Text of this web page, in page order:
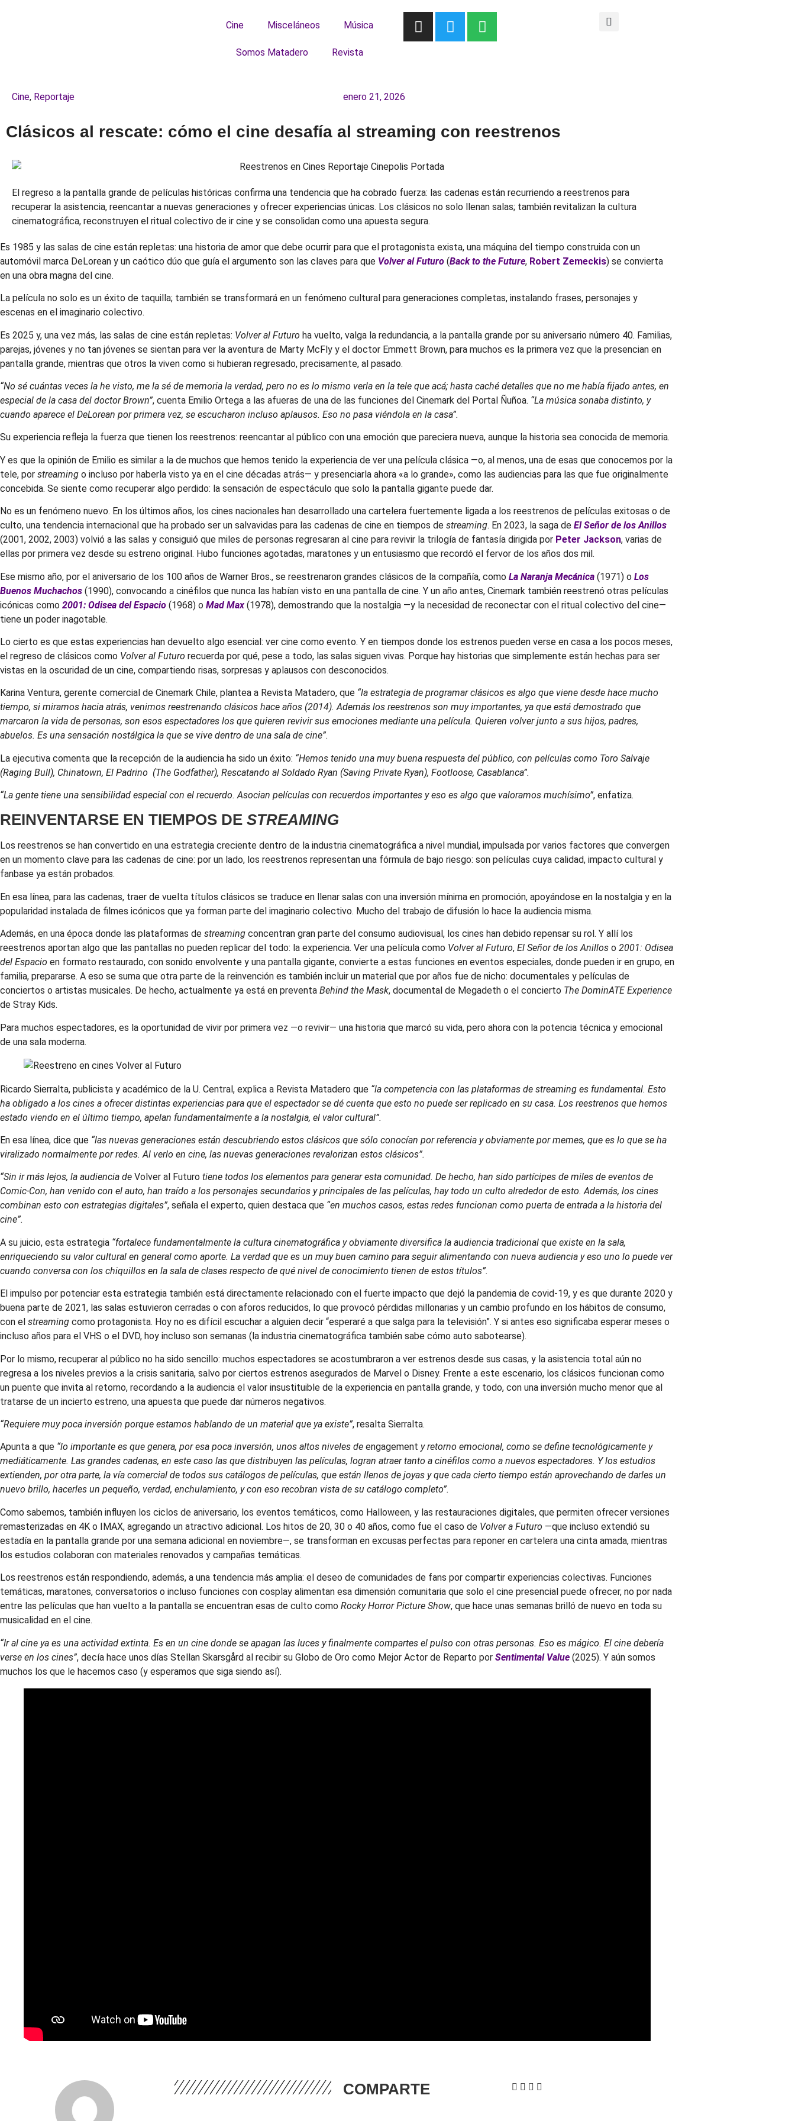
Cine Misceláneos Música
Somos Matadero Revista
Cine, Reportaje enero 21, 2026
Clásicos al rescate: cómo el cine desafía al streaming con reestrenos
El regreso a la pantalla grande de películas históricas confirma una tendencia que ha cobrado fuerza: las cadenas están recurriendo a reestrenos para
recuperar la asistencia, reencantar a nuevas generaciones y ofrecer experiencias únicas. Los clásicos no solo llenan salas; también revitalizan la cultura
cinematográfica, reconstruyen el ritual colectivo de ir cine y se consolidan como una apuesta segura.
Es 1985 y las salas de cine están repletas: una historia de amor que debe ocurrir para que el protagonista exista, una máquina del tiempo construida con un
automóvil marca DeLorean y un caótico dúo que guía el argumento son las claves para que Volver al Futuro (Back to the Future, Robert Zemeckis) se convierta
en una obra magna del cine.
La película no solo es un éxito de taquilla; también se transformará en un fenómeno cultural para generaciones completas, instalando frases, personajes y
escenas en el imaginario colectivo.
Es 2025 y, una vez más, las salas de cine están repletas: Volver al Futuro ha vuelto, valga la redundancia, a la pantalla grande por su aniversario número 40. Familias,
parejas, jóvenes y no tan jóvenes se sientan para ver la aventura de Marty McFly y el doctor Emmett Brown, para muchos es la primera vez que la presencian en
pantalla grande, mientras que otros la viven como si hubieran regresado, precisamente, al pasado.
“No sé cuántas veces la he visto, me la sé de memoria la verdad, pero no es lo mismo verla en la tele que acá; hasta caché detalles que no me había fijado antes, en
especial de la casa del doctor Brown”, cuenta Emilio Ortega a las afueras de una de las funciones del Cinemark del Portal Ñuñoa. “La música sonaba distinto, y
cuando aparece el DeLorean por primera vez, se escucharon incluso aplausos. Eso no pasa viéndola en la casa”.
Su experiencia refleja la fuerza que tienen los reestrenos: reencantar al público con una emoción que pareciera nueva, aunque la historia sea conocida de memoria.
Y es que la opinión de Emilio es similar a la de muchos que hemos tenido la experiencia de ver una película clásica —o, al menos, una de esas que conocemos por la
tele, por streaming o incluso por haberla visto ya en el cine décadas atrás— y presenciarla ahora «a lo grande», como las audiencias para las que fue originalmente
concebida. Se siente como recuperar algo perdido: la sensación de espectáculo que solo la pantalla gigante puede dar.
No es un fenómeno nuevo. En los últimos años, los cines nacionales han desarrollado una cartelera fuertemente ligada a los reestrenos de películas exitosas o de
culto, una tendencia internacional que ha probado ser un salvavidas para las cadenas de cine en tiempos de streaming. En 2023, la saga de El Señor de los Anillos
(2001, 2002, 2003) volvió a las salas y consiguió que miles de personas regresaran al cine para revivir la trilogía de fantasía dirigida por Peter Jackson, varias de
ellas por primera vez desde su estreno original. Hubo funciones agotadas, maratones y un entusiasmo que recordó el fervor de los años dos mil.
Ese mismo año, por el aniversario de los 100 años de Warner Bros., se reestrenaron grandes clásicos de la compañía, como La Naranja Mecánica (1971) o Los
Buenos Muchachos (1990), convocando a cinéfilos que nunca las habían visto en una pantalla de cine. Y un año antes, Cinemark también reestrenó otras películas
icónicas como 2001: Odisea del Espacio (1968) o Mad Max (1978), demostrando que la nostalgia —y la necesidad de reconectar con el ritual colectivo del cine—
tiene un poder inagotable.
Lo cierto es que estas experiencias han devuelto algo esencial: ver cine como evento. Y en tiempos donde los estrenos pueden verse en casa a los pocos meses,
el regreso de clásicos como Volver al Futuro recuerda por qué, pese a todo, las salas siguen vivas. Porque hay historias que simplemente están hechas para ser
vistas en la oscuridad de un cine, compartiendo risas, sorpresas y aplausos con desconocidos.
Karina Ventura, gerente comercial de Cinemark Chile, plantea a Revista Matadero, que “la estrategia de programar clásicos es algo que viene desde hace mucho
tiempo, si miramos hacia atrás, venimos reestrenando clásicos hace años (2014). Además los reestrenos son muy importantes, ya que está demostrado que
marcaron la vida de personas, son esos espectadores los que quieren revivir sus emociones mediante una película. Quieren volver junto a sus hijos, padres,
abuelos. Es una sensación nostálgica la que se vive dentro de una sala de cine”.
La ejecutiva comenta que la recepción de la audiencia ha sido un éxito: “Hemos tenido una muy buena respuesta del público, con películas como Toro Salvaje
(Raging Bull), Chinatown, El Padrino (The Godfather), Rescatando al Soldado Ryan (Saving Private Ryan), Footloose, Casablanca”.
“La gente tiene una sensibilidad especial con el recuerdo. Asocian películas con recuerdos importantes y eso es algo que valoramos muchísimo”, enfatiza.
REINVENTARSE EN TIEMPOS DE STREAMING
Los reestrenos se han convertido en una estrategia creciente dentro de la industria cinematográfica a nivel mundial, impulsada por varios factores que convergen
en un momento clave para las cadenas de cine: por un lado, los reestrenos representan una fórmula de bajo riesgo: son películas cuya calidad, impacto cultural y
fanbase ya están probados.
En esa línea, para las cadenas, traer de vuelta títulos clásicos se traduce en llenar salas con una inversión mínima en promoción, apoyándose en la nostalgia y en la
popularidad instalada de filmes icónicos que ya forman parte del imaginario colectivo. Mucho del trabajo de difusión lo hace la audiencia misma.
Además, en una época donde las plataformas de streaming concentran gran parte del consumo audiovisual, los cines han debido repensar su rol. Y allí los
reestrenos aportan algo que las pantallas no pueden replicar del todo: la experiencia. Ver una película como Volver al Futuro, El Señor de los Anillos o 2001: Odisea
del Espacio en formato restaurado, con sonido envolvente y una pantalla gigante, convierte a estas funciones en eventos especiales, donde pueden ir en grupo, en
familia, prepararse. A eso se suma que otra parte de la reinvención es también incluir un material que por años fue de nicho: documentales y películas de
conciertos o artistas musicales. De hecho, actualmente ya está en preventa Behind the Mask, documental de Megadeth o el concierto The DominATE Experience
de Stray Kids.
Para muchos espectadores, es la oportunidad de vivir por primera vez —o revivir— una historia que marcó su vida, pero ahora con la potencia técnica y emocional
de una sala moderna.
Ricardo Sierralta, publicista y académico de la U. Central, explica a Revista Matadero que “la competencia con las plataformas de streaming es fundamental. Esto
ha obligado a los cines a ofrecer distintas experiencias para que el espectador se dé cuenta que esto no puede ser replicado en su casa. Los reestrenos que hemos
estado viendo en el último tiempo, apelan fundamentalmente a la nostalgia, el valor cultural”.
En esa línea, dice que “las nuevas generaciones están descubriendo estos clásicos que sólo conocían por referencia y obviamente por memes, que es lo que se ha
viralizado normalmente por redes. Al verlo en cine, las nuevas generaciones revalorizan estos clásicos”.
“Sin ir más lejos, la audiencia de Volver al Futuro tiene todos los elementos para generar esta comunidad. De hecho, han sido partícipes de miles de eventos de
Comic-Con, han venido con el auto, han traído a los personajes secundarios y principales de las películas, hay todo un culto alrededor de esto. Además, los cines
combinan esto con estrategias digitales”, señala el experto, quien destaca que “en muchos casos, estas redes funcionan como puerta de entrada a la historia del
cine”.
A su juicio, esta estrategia “fortalece fundamentalmente la cultura cinematográfica y obviamente diversifica la audiencia tradicional que existe en la sala,
enriqueciendo su valor cultural en general como aporte. La verdad que es un muy buen camino para seguir alimentando con nueva audiencia y eso uno lo puede ver
cuando conversa con los chiquillos en la sala de clases respecto de qué nivel de conocimiento tienen de estos títulos”.
El impulso por potenciar esta estrategia también está directamente relacionado con el fuerte impacto que dejó la pandemia de covid-19, y es que durante 2020 y
buena parte de 2021, las salas estuvieron cerradas o con aforos reducidos, lo que provocó pérdidas millonarias y un cambio profundo en los hábitos de consumo,
con el streaming como protagonista. Hoy no es difícil escuchar a alguien decir “esperaré a que salga para la televisión”. Y si antes eso significaba esperar meses o
incluso años para el VHS o el DVD, hoy incluso son semanas (la industria cinematográfica también sabe cómo auto sabotearse).
Por lo mismo, recuperar al público no ha sido sencillo: muchos espectadores se acostumbraron a ver estrenos desde sus casas, y la asistencia total aún no
regresa a los niveles previos a la crisis sanitaria, salvo por ciertos estrenos asegurados de Marvel o Disney. Frente a este escenario, los clásicos funcionan como
un puente que invita al retorno, recordando a la audiencia el valor insustituible de la experiencia en pantalla grande, y todo, con una inversión mucho menor que al
tratarse de un incierto estreno, una apuesta que puede dar números negativos.
“Requiere muy poca inversión porque estamos hablando de un material que ya existe”, resalta Sierralta.
Apunta a que “lo importante es que genera, por esa poca inversión, unos altos niveles de engagement y retorno emocional, como se define tecnológicamente y
mediáticamente. Las grandes cadenas, en este caso las que distribuyen las películas, logran atraer tanto a cinéfilos como a nuevos espectadores. Y los estudios
extienden, por otra parte, la vía comercial de todos sus catálogos de películas, que están llenos de joyas y que cada cierto tiempo están aprovechando de darles un
nuevo brillo, hacerles un pequeño, verdad, enchulamiento, y con eso recobran vista de su catálogo completo”.
Como sabemos, también influyen los ciclos de aniversario, los eventos temáticos, como Halloween, y las restauraciones digitales, que permiten ofrecer versiones
remasterizadas en 4K o IMAX, agregando un atractivo adicional. Los hitos de 20, 30 o 40 años, como fue el caso de Volver a Futuro —que incluso extendió su
estadía en la pantalla grande por una semana adicional en noviembre—, se transforman en excusas perfectas para reponer en cartelera una cinta amada, mientras
los estudios colaboran con materiales renovados y campañas temáticas.
Los reestrenos están respondiendo, además, a una tendencia más amplia: el deseo de comunidades de fans por compartir experiencias colectivas. Funciones
temáticas, maratones, conversatorios o incluso funciones con cosplay alimentan esa dimensión comunitaria que solo el cine presencial puede ofrecer, no por nada
entre las películas que han vuelto a la pantalla se encuentran esas de culto como Rocky Horror Picture Show, que hace unas semanas brilló de nuevo en toda su
musicalidad en el cine.
“Ir al cine ya es una actividad extinta. Es en un cine donde se apagan las luces y finalmente compartes el pulso con otras personas. Eso es mágico. El cine debería
verse en los cines”, decía hace unos días Stellan Skarsgård al recibir su Globo de Oro como Mejor Actor de Reparto por Sentimental Value (2025). Y aún somos
muchos los que le hacemos caso (y esperamos que siga siendo así).
COMPARTE